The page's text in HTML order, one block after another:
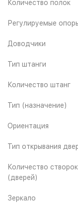
Количество полок
Регулируемые
Доводчики
Тип штанги
Количество штанг
Тип (назначение)
Ориентация
Тип открывания
Количество створок
(дверей)
Зеркало